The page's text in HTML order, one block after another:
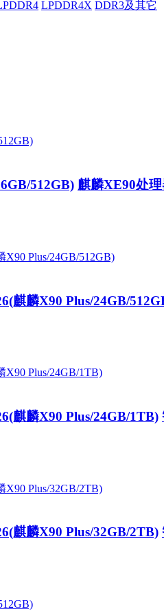
LPDDR4X DDR3及其它
512GB) 麒麟XE90处
麒麟X90 Plus/24GB/
麒麟X90 Plus/24GB/1TB)
麒麟X90 Plus/32GB/2TB)